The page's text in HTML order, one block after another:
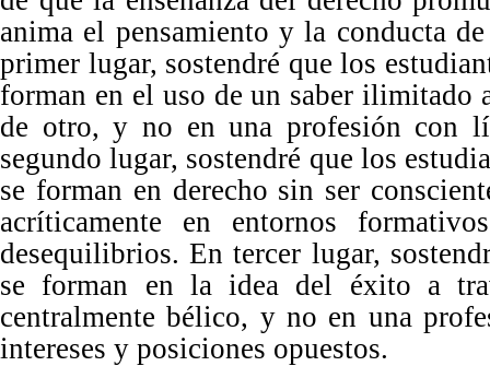
anima el pensamiento y la conducta
primer lugar, sostendré que los
forman en el uso de un saber ilimitado
de otro, y no en una profesión con l
segundo lugar, sostendré que los
se forman en derecho sin ser
acríticamente en entornos
desequilibrios. En tercer lugar,
se forman en la idea del éxito a
centralmente bélico, y no en una
intereses y posiciones opuestos.